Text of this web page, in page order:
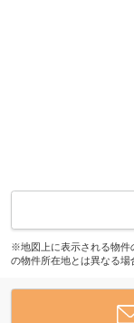
※地図上に表示される物件
の物件所在地とは異なる場